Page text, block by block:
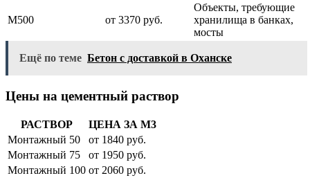
М500 от 3370 руб.
Объекты, требующие
хранилища в банках,
мосты
Ещё по теме Бетон с доставкой в Оханске
Цены на цементный раствор
РАСТВОР
ЦЕНА ЗА М3
Монтажный 50
от 1840 руб.
Монтажный 75
от 1950 руб.
Монтажный 100 от 2060 руб.